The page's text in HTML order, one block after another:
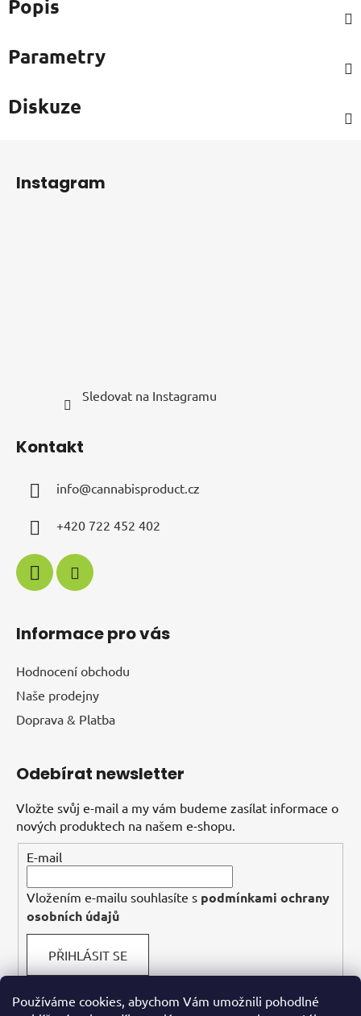
Používáme cookies, abychom Vám umožnili pohodlné
Popis
Parametry
Diskuze
Instagram
Sledovat na Instagramu
Kontakt
info@cannabisproduct.cz
+420 722 452 402
Informace pro vás
Hodnocení obchodu
Naše prodejny
Doprava & Platba
Odebírat newsletter
Vložte svůj e-mail a my vám budeme zasílat informace o
nových produktech na našem e-shopu.
E-mail
Vložením e-mailu souhlasíte s podmínkami ochrany
osobních údajů
PŘIHLÁSIT SE